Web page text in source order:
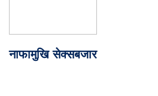
नाफामुखि सेक्सबजार